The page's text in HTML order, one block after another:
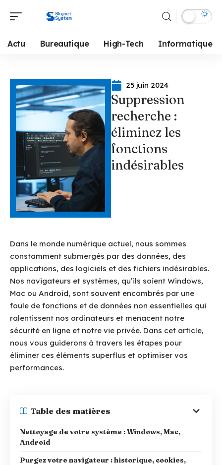
Actu Bureautique High-Tech Informatique
25 juin 2024
Suppression
recherche :
éliminez les
fonctions
indésirables
Dans le monde numérique actuel, nous sommes
constamment submergés par des données, des
applications, des logiciels et des fichiers indésirables.
Nos navigateurs et systèmes, qu’ils soient Windows,
Mac ou Android, sont souvent encombrés par une
foule de fonctions et de données non essentielles qui
ralentissent nos ordinateurs et menacent notre
sécurité en ligne et notre vie privée. Dans cet article,
nous vous guiderons à travers les étapes pour
éliminer ces éléments superflus et optimiser vos
performances.
Table des matières
Nettoyage de votre système : Windows, Mac,
Android
Purgez votre navigateur : historique, cookies,